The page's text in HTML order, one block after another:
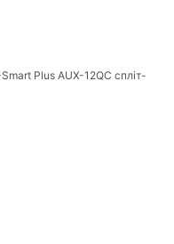
Plus AUX-12QC спліт-